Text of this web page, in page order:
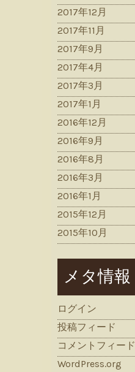
2017年12月
2017年11月
2017年9月
2017年4月
2017年3月
2017年1月
2016年12月
2016年9月
2016年8月
2016年3月
2016年1月
2015年12月
2015年10月
メタ情報
ログイン
投稿フィード
コメントフィード
WordPress.org